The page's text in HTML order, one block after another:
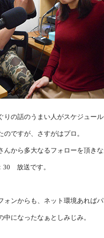
りの話のうまい人がスケジュー
ですが、さすがはプロ。
んから多大なるフォローを頂き
30 放送です。
ォンからも、ネット環境あれば
になったなぁとしみじみ。